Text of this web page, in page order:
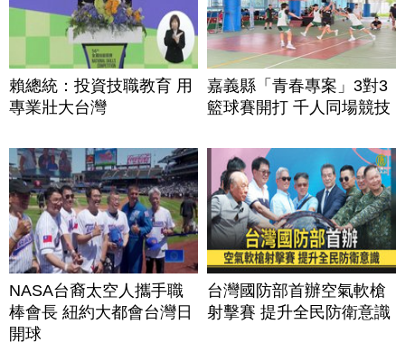
賴總統：投資技職教育 用
專業壯大台灣
嘉義縣「青春專案」3對3
籃球賽開打 千人同場競技
NASA台裔太空人攜手職
棒會長 紐約大都會台灣日
開球
台灣國防部首辦空氣軟槍
射擊賽 提升全民防衛意識